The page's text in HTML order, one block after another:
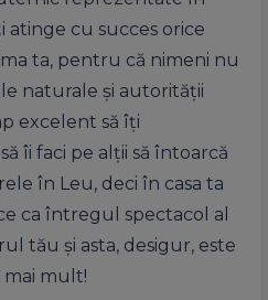
atinge cu succes orice
ta, pentru că nimeni nu
naturale și autorității
excelent să îți
îi faci pe alții să întoarcă
în Leu, deci în casa ta
ca întregul spectacol al
tău și asta, desigur, este
mai mult!